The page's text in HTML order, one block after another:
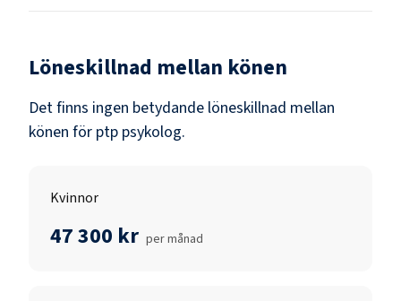
Löneskillnad mellan könen
Det finns ingen betydande löneskillnad mellan
könen för ptp psykolog.
Kvinnor
47 300 kr per månad